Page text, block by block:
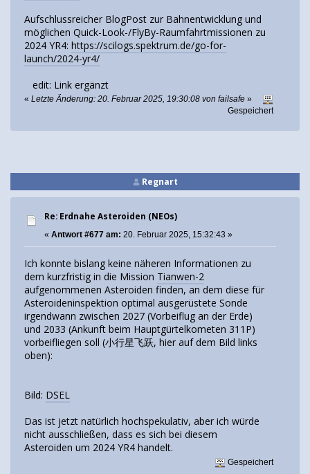
Aufschlussreicher BlogPost zur Bahnentwicklung und
möglichen Quick-Look-/FlyBy-Raumfahrtmissionen zu
2024 YR4: https://scilogs.spektrum.de/go-for-
launch/2024-yr4/
edit: Link ergänzt
« Letzte Änderung: 20. Februar 2025, 19:30:08 von failsafe »
Gespeichert
Regnart
Re: Erdnahe Asteroiden (NEOs)
« Antwort #677 am: 20. Februar 2025, 15:32:43 »
Ich konnte bislang keine näheren Informationen zu
dem kurzfristig in die Mission Tianwen-2
aufgenommenen Asteroiden finden, an dem diese für
Asteroideninspektion optimal ausgerüstete Sonde
irgendwann zwischen 2027 (Vorbeiflug an der Erde)
und 2033 (Ankunft beim Hauptgürtelkometen 311P)
vorbeifliegen soll (小行星飞跃, hier auf dem Bild links
oben):
Bild: DSEL
Das ist jetzt natürlich hochspekulativ, aber ich würde
nicht ausschließen, dass es sich bei diesem
Asteroiden um 2024 YR4 handelt.
Gespeichert